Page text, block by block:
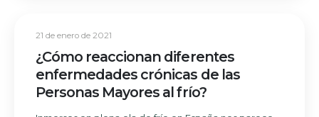
21 de enero de 2021
¿Cómo reaccionan diferentes
enfermedades crónicas de las
Personas Mayores al frío?